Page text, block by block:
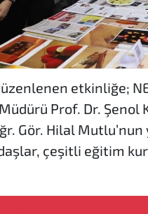
etkinliğe;
Prof. Dr. Şenol
Gör. Hilal Mutlu’nun
çeşitli eğitim